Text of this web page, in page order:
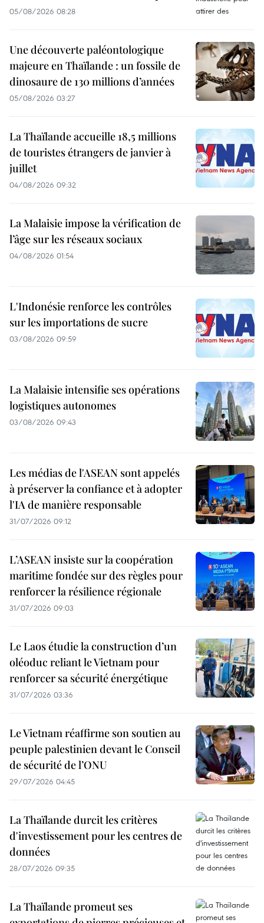
05/08/2026 08:28
Une découverte paléontologique
majeure en Thaïlande : un fossile de
dinosaure de 130 millions d’années
05/08/2026 03:27
La Thaïlande accueille 18,5 millions
de touristes étrangers de janvier à
juillet
04/08/2026 09:32
La Malaisie impose la vérification de
l’âge sur les réseaux sociaux
04/08/2026 01:54
L'Indonésie renforce les contrôles
sur les importations de sucre
03/08/2026 09:59
La Malaisie intensifie ses opérations
logistiques autonomes
03/08/2026 09:43
Les médias de l'ASEAN sont appelés
à préserver la confiance et à adopter
l'IA de manière responsable
31/07/2026 09:12
L’ASEAN insiste sur la coopération
maritime fondée sur des règles pour
renforcer la résilience régionale
31/07/2026 09:03
Le Laos étudie la construction d’un
oléoduc reliant le Vietnam pour
renforcer sa sécurité énergétique
31/07/2026 03:36
Le Vietnam réaffirme son soutien au
peuple palestinien devant le Conseil
de sécurité de l’ONU
29/07/2026 04:45
La Thaïlande durcit les critères
d'investissement pour les centres de
données
28/07/2026 09:35
La Thaïlande promeut ses